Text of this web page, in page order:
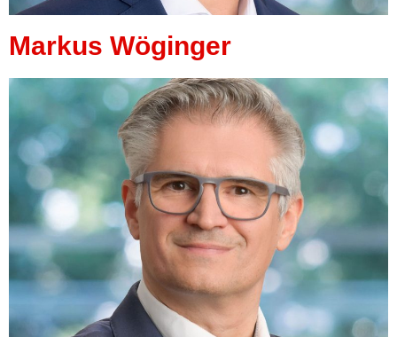
Markus Wöginger